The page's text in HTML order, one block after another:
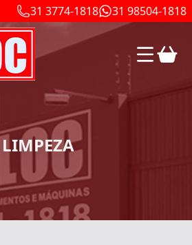
31 3774-1818 31 98504-1818
LIMPEZA